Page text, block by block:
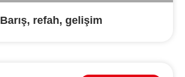
Barış, refah, gelişim